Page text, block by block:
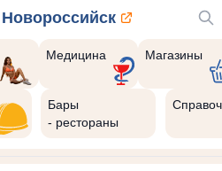
Новороссийск
Медицина Магазины
Бары
- рестораны
через: